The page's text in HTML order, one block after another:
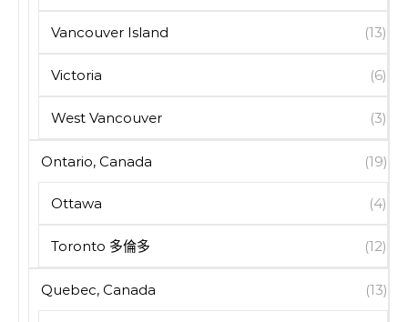
Vancouver Island (13)
Victoria (6)
West Vancouver (3)
Ontario, Canada (19)
Ottawa (4)
Toronto 多倫多 (12)
Quebec, Canada (13)